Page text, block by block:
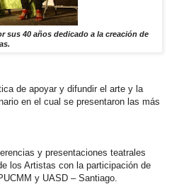
sus 40 años dedicado a la creación de
de apoyar y difundir el arte y la
en el cual se presentaron las más
y presentaciones teatrales
los Artistas con la participación de
y UASD – Santiago.